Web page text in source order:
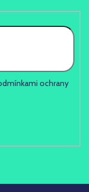
ochrany